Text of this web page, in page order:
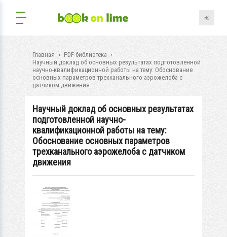
Главная
PDF-библиотека
Научный доклад об основных результатах подготовленной
научно-квалификационной работы на тему: Обоснование
основных параметров трехканального аэрожелоба с
датчиком движения
Научный доклад об основных результатах
подготовленной научно-
квалификационной работы на тему:
Обоснование основных параметров
трехканального аэрожелоба с датчиком
движения